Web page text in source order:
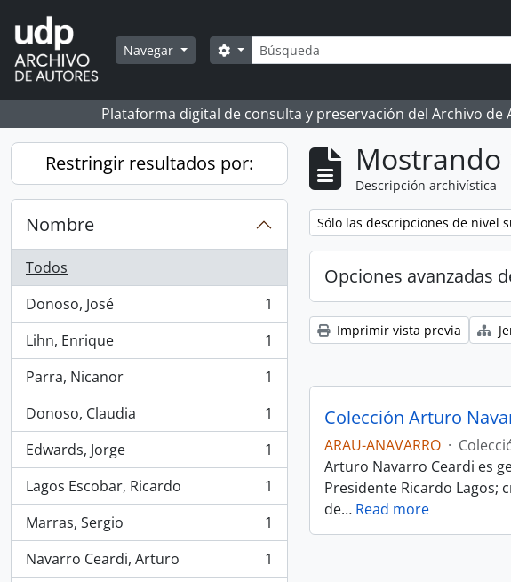
Skip to main content
Navegar Búsqueda
Search options
Plataforma digital de consulta y preservación del Archivo de
Restringir resultados por:
Nombre
Todos
Donoso, José
, 1 resultados
1
Lihn, Enrique
, 1 resultados
1
Parra, Nicanor
, 1 resultados
1
Donoso, Claudia
, 1 resultados
1
Edwards, Jorge
, 1 resultados
1
Lagos Escobar, Ricardo
, 1 resultados
1
Marras, Sergio
, 1 resultados
1
Navarro Ceardi, Arturo
, 1 resultados
1
Mostrando
Descripción archivística
Remove filter:
Sólo las descripciones de nivel
Opciones avanzadas
Imprimir vista previa
Colección Arturo
ARAU-ANAVARRO ·
Arturo Navarro Ceardi es
Presidente Ricardo Lagos;
de… Read more